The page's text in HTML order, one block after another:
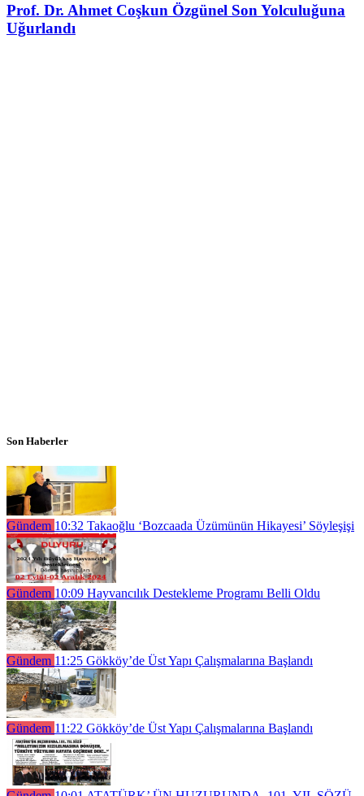
Prof. Dr. Ahmet Coşkun Özgünel Son Yolculuğuna
Uğurlandı
Son Haberler
Gündem 10:32 Takaoğlu ‘Bozcaada Üzümünün Hikayesi’ Söyleşişi
Gündem 10:09 Hayvancılık Destekleme Programı Belli Oldu
Gündem 11:25 Gökköy’de Üst Yapı Çalışmalarına Başlandı
Gündem 11:22 Gökköy’de Üst Yapı Çalışmalarına Başlandı